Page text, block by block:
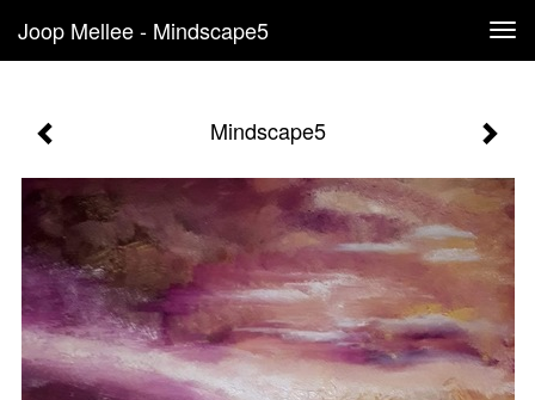
Joop Mellee - Mindscape5
Mindscape5